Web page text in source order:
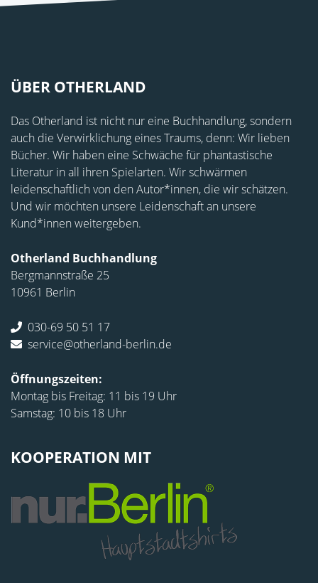
ÜBER OTHERLAND
Das Otherland ist nicht nur eine Buchhandlung, sondern
auch die Verwirklichung eines Traums, denn: Wir lieben
Bücher. Wir haben eine Schwäche für phantastische
Literatur in all ihren Spielarten. Wir schwärmen
leidenschaftlich von den Autor*innen, die wir schätzen.
Und wir möchten unsere Leidenschaft an unsere
Kund*innen weitergeben.
Otherland Buchhandlung
Bergmannstraße 25
10961 Berlin
030-69 50 51 17
service@otherland-berlin.de
Öffnungszeiten:
Montag bis Freitag: 11 bis 19 Uhr
Samstag: 10 bis 18 Uhr
KOOPERATION MIT